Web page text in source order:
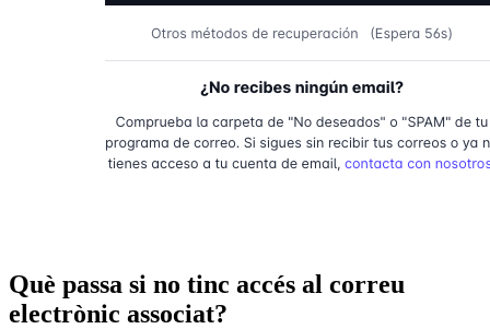
Què passa si no tinc accés al correu
electrònic associat?